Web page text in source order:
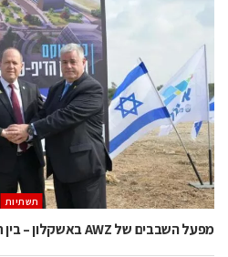
תשתיות
מפעל השבבים של AWZ באשקלון – בין חזון למציאות